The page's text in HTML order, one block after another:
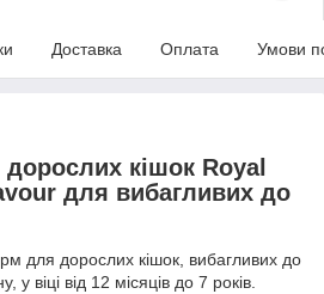
Доставка Оплата Умови
кішок Royal
для вибагливих до
для дорослих кішок, вибагливих до
у віці від 12 місяців до 7 років.